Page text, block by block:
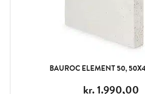
BAUROC ELEMENT 50,
kr.1.990,00